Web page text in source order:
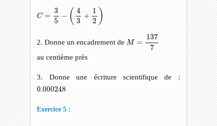
C =
3
5
− ( 4
3
+
1
2 )
− +1 2
2. Donne un encadrement de M =
137
7
137 7
au centième près
3. Donne une écriture scientifique de :
0.000248
0.000248
Exercice 5 :